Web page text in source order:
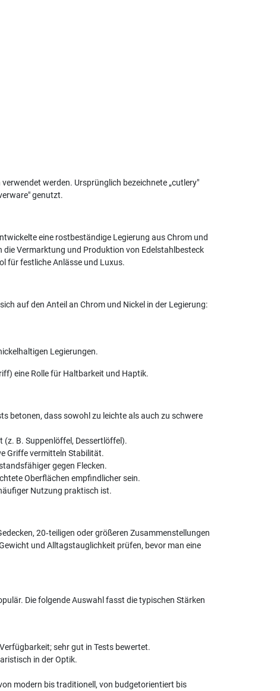
werden. Ursprünglich bezeichnete „cutlery"
genutzt.
eine rostbeständige Legierung aus Chrom und
Vermarktung und Produktion von Edelstahlbesteck
für festliche Anlässe und Luxus.
auf den Anteil an Chrom und Nickel in der Legierung:
Legierungen.
eine Rolle für Haltbarkeit und Haptik.
betonen, dass sowohl zu leichte als auch zu schwere
(z. B. Suppenlöffel, Dessertlöffel).
Griffe vermitteln Stabilität.
gegen Flecken.
Oberflächen empfindlicher sein.
Nutzung praktisch ist.
20‑teiligen oder größeren Zusammenstellungen
und Alltagstauglichkeit prüfen, bevor man eine
Die folgende Auswahl fasst die typischen Stärken
sehr gut in Tests bewertet.
in der Optik.
modern bis traditionell, von budgetorientiert bis